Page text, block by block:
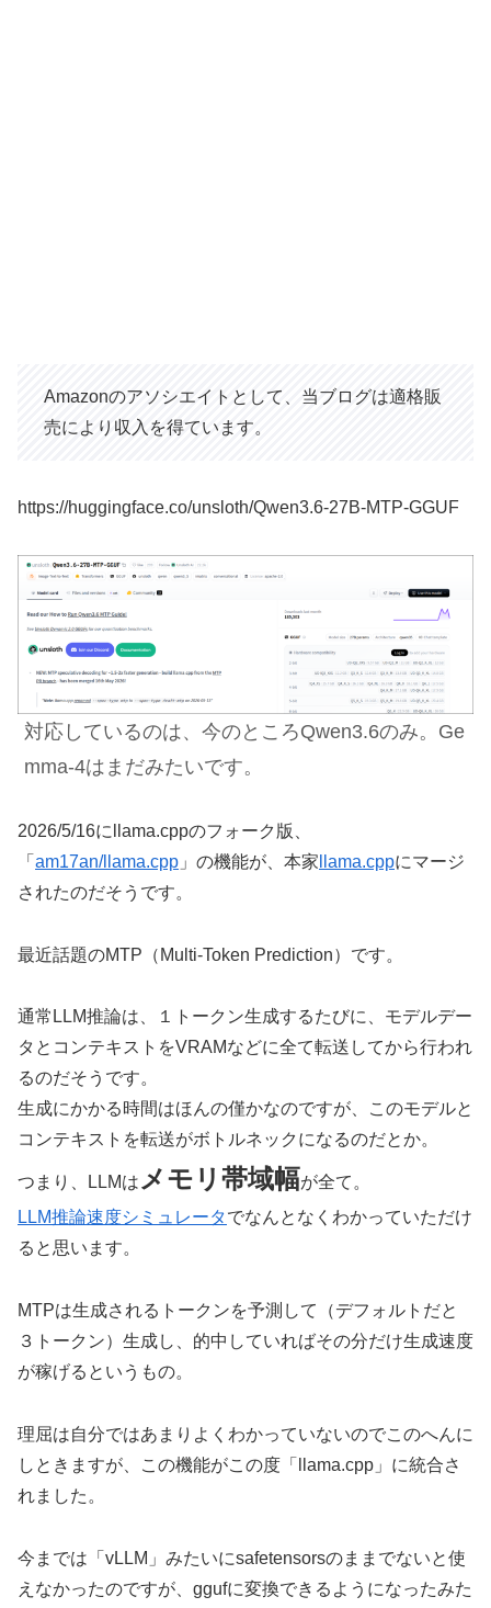
Amazonのアソシエイトとして、当ブログは適格販
売により収入を得ています。
https://huggingface.co/unsloth/Qwen3.6-27B-MTP-GGUF
対応しているのは、今のところQwen3.6のみ。Ge
mma-4はまだみたいです。
2026/5/16にllama.cppのフォーク版、
「 am17an/llama.cpp 」の機能が、本家 llama.cppにマージ
されたのだそうです。
最近話題のMTP（Multi-Token Prediction）です。
通常LLM推論は、１トークン生成するたびに、モデルデー
タとコンテキストをVRAMなどに全て転送してから行われ
るのだそうです。
生成にかかる時間はほんの僅かなのですが、このモデルと
コンテキストを転送がボトルネックになるのだとか。
つまり、LLMは メモリ帯域幅が全て。
LLM推論速度シミュレータでなんとなくわかっていただけ
ると思います。
MTPは生成されるトークンを予測して（デフォルトだと
３トークン）生成し、的中していればその分だけ生成速度
が稼げるというもの。
理屈は自分ではあまりよくわかっていないのでこのへんに
しときますが、この機能がこの度「llama.cpp」に統合さ
れました。
今までは「vLLM」みたいにsafetensorsのままでないと使
えなかったのですが、ggufに変換できるようになったみた